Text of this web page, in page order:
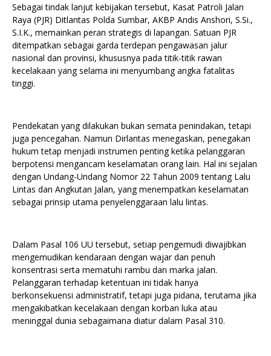
Sebagai tindak lanjut kebijakan tersebut, Kasat Patroli Jalan
Raya (PJR) Ditlantas Polda Sumbar, AKBP Andis Anshori, S.Si.,
S.I.K., memainkan peran strategis di lapangan. Satuan PJR
ditempatkan sebagai garda terdepan pengawasan jalur
nasional dan provinsi, khususnya pada titik-titik rawan
kecelakaan yang selama ini menyumbang angka fatalitas
tinggi.
Pendekatan yang dilakukan bukan semata penindakan, tetapi
juga pencegahan. Namun Dirlantas menegaskan, penegakan
hukum tetap menjadi instrumen penting ketika pelanggaran
berpotensi mengancam keselamatan orang lain. Hal ini sejalan
dengan Undang-Undang Nomor 22 Tahun 2009 tentang Lalu
Lintas dan Angkutan Jalan, yang menempatkan keselamatan
sebagai prinsip utama penyelenggaraan lalu lintas.
Dalam Pasal 106 UU tersebut, setiap pengemudi diwajibkan
mengemudikan kendaraan dengan wajar dan penuh
konsentrasi serta mematuhi rambu dan marka jalan.
Pelanggaran terhadap ketentuan ini tidak hanya
berkonsekuensi administratif, tetapi juga pidana, terutama jika
mengakibatkan kecelakaan dengan korban luka atau
meninggal dunia sebagaimana diatur dalam Pasal 310.